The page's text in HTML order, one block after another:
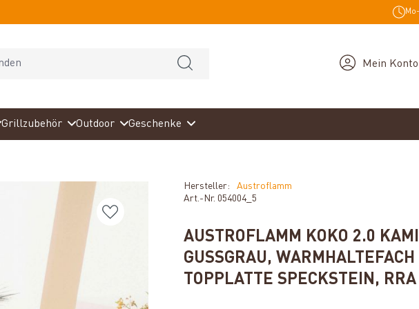
Mein Konto
Grillzubehör Outdoor Geschenke
Hersteller:
Austroflamm
Art.-Nr. 054004_5
AUSTROFLAMM KOKO 2.0
GUSSGRAU,
TOPPLATTE SPECKSTEIN,